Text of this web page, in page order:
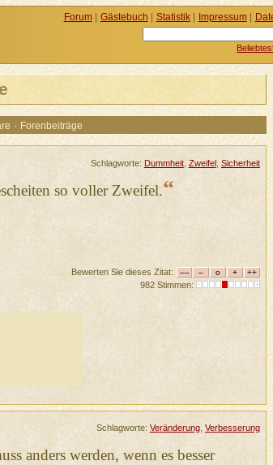
· Forenbeiträge
Schlagworte: Dummheit, Zweifel, Sicherheit
so voller Zweifel.“
Bewerten Sie dieses Zitat:
982 Stimmen:
Schlagworte: Veränderung, Verbesserung
anders werden, wenn es besser
Forum| Gästebuch | Statistik| Impressum|